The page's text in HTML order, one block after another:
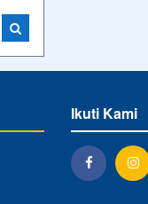
Ikuti Kami